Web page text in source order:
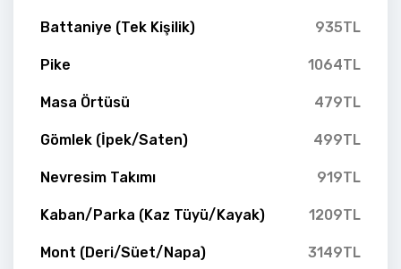
Battaniye (Tek Kişilik) 935TL
Pike 1064TL
Masa Örtüsü 479TL
Gömlek (İpek/Saten) 499TL
Nevresim Takımı 919TL
Kaban/Parka (Kaz Tüyü/Kayak) 1209TL
Mont (Deri/Süet/Napa) 3149TL